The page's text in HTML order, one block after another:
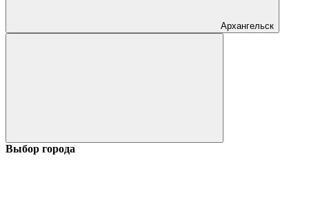
Архангельск
Выбор города